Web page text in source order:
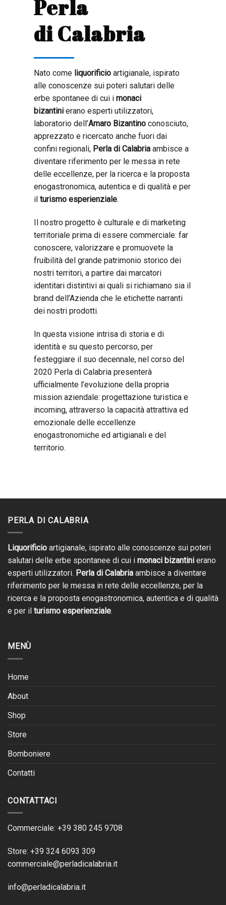
Perla
di Calabria
Nato come liquorificio artigianale, ispirato
alle conoscenze sui poteri salutari delle
erbe spontanee di cui imonaci
bizantini erano esperti utilizzatori,
laboratorio dell’Amaro Bizantino conosciuto,
apprezzato e ricercato anche fuori dai
confini regionali, Perla di Calabria ambisce a
diventare riferimento per le messa in rete
delle eccellenze, per la ricerca e la proposta
enogastronomica, autentica e di qualità e per
ilturismo esperienziale.
Il nostro progetto è culturale e di marketing
territoriale prima di essere commerciale: far
conoscere, valorizzare e promuovete la
fruibilità del grande patrimonio storico dei
nostri territori, a partire dai marcatori
identitari distintivi ai quali si richiamano sia il
brand dell’Azienda che le etichette narranti
dei nostri prodotti.
In questa visione intrisa di storia e di
identità e su questo percorso, per
festeggiare il suo decennale, nel corso del
2020 Perla di Calabria presenterà
ufficialmente l’evoluzione della propria
mission aziendale: progettazione turistica e
incoming, attraverso la capacità attrattiva ed
emozionale delle eccellenze
enogastronomiche ed artigianali e del
territorio.
PERLA DI CALABRIA
Liquorificio artigianale, ispirato alle conoscenze sui poteri
salutari delle erbe spontanee di cui i monaci bizantini erano
esperti utilizzatori. Perla di Calabria ambisce a diventare
riferimento per le messa in rete delle eccellenze, per la
ricerca e la proposta enogastronomica, autentica e di qualità
e per il turismo esperienziale.
MENÙ
Home
About
Shop
Store
Bomboniere
Contatti
CONTATTACI
Commerciale: +39 380 245 9708
Store: +39 324 6093 309
commerciale@perladicalabria.it
info@perladicalabria.it